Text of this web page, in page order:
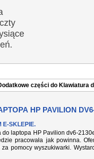
części do Klawiatura
HP PAVILION
E-SKLEPIE.
do laptopa HP Pavilion dv6-
pracowała jak powinna.
pomocy wyszukiwarki.